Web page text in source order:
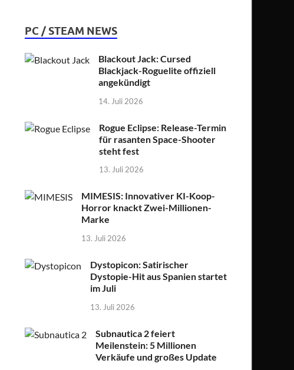
PC / STEAM NEWS
Blackout Jack: Cursed
Blackjack-Roguelite offiziell
angekündigt
14. Juli 2026
Rogue Eclipse: Release-Termin
für rasanten Space-Shooter
steht fest
13. Juli 2026
MIMESIS: Innovativer KI-Koop-
Horror knackt Zwei-Millionen-
Marke
13. Juli 2026
Dystopicon: Satirischer
Dystopie-Hit aus Spanien startet
im Juli
13. Juli 2026
Subnautica 2 feiert
Meilenstein: 5 Millionen
Verkäufe und großes Update